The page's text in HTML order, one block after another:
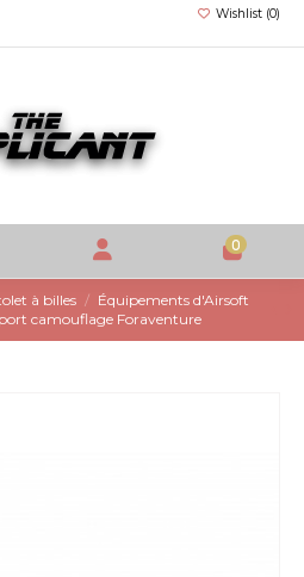
Wishlist (0)
0
à billes
Équipements d'Airsoft
camouflage Foraventure